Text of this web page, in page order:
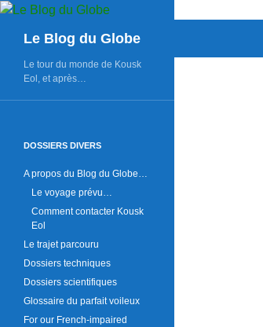
Aller
contenuLe Blog du Globe
Le tour du monde de Kousk
Eol, et après…
DOSSIERS DIVERS
A propos du Blog du Globe…
Le voyage prévu…
Comment contacter Kousk
Eol
Le trajet parcouru
Dossiers techniques
Dossiers scientifiques
Glossaire du parfait voileux
For our French-impaired